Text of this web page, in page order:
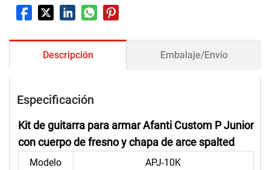
Descripción Embalaje/Envío
Especificación
Kit de guitarra para armar Afanti Custom P Junior
con cuerpo de fresno y chapa de arce spalted
Modelo APJ-10K